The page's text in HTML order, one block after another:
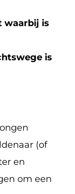
waarbij is
is
(of
en
om een